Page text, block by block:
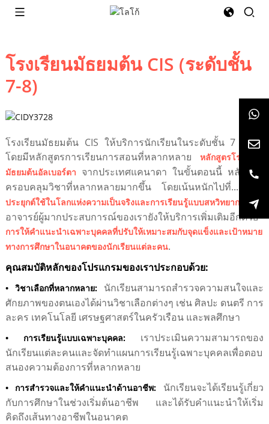
โรงเรียนมัธยมต้น CIS (ระดับชั้น
7-8)
โรงเรียนมัธยมต้น CIS ให้บริการนักเรียนในระดับชั้น 7 ถึง 9
โดยมีหลักสูตรการเรียนการสอนที่หลากหลายหลักสูตรโรงเรียน
มัธยมต้นอัลเบอร์ตา จากประเทศแคนาดา ในขั้นตอนนี้ หลักสูตร
ครอบคลุมวิชาที่หลากหลายมากขึ้น โดยเน้นหนักไปที่...
ประยุกต์ใช้ในโลกแห่งความเป็นจริงและการเรียนรู้แบบสหวิทยาการทีม
อาจารย์ผู้มากประสบการณ์ของเรายังให้บริการเพิ่มเติมอีกด้วย
การให้คำแนะนำเฉพาะบุคคลที่ปรับให้เหมาะสมกับจุดแข็งและเป้าหมาย
ทางการศึกษาในอนาคตของนักเรียนแต่ละคน.
คุณสมบัติหลักของโปรแกรมของเราประกอบด้วย:
• วิชาเลือกที่หลากหลาย: นักเรียนสามารถสำรวจความสนใจและ
ศักยภาพของตนเองได้ผ่านวิชาเลือกต่างๆ เช่น ศิลปะ ดนตรี การ
ละคร เทคโนโลยี เศรษฐศาสตร์ในครัวเรือน และพลศึกษา
• การเรียนรู้แบบเฉพาะบุคคล: เราประเมินความสามารถของ
นักเรียนแต่ละคนและจัดทำแผนการเรียนรู้เฉพาะบุคคลเพื่อตอบ
สนองความต้องการที่หลากหลาย
• การสำรวจและให้คำแนะนำด้านอาชีพ:
นักเรียนจะได้เรียนรู้เกี่ยว
กับการศึกษาในช่วงเริ่มต้นอาชีพ และได้รับคำแนะนำให้เริ่ม
คิดถึงเส้นทางอาชีพในอนาคต